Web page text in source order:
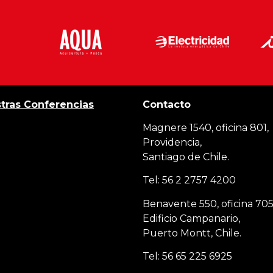
Conferencias Contacto
Magnere 1540, oficina 801,
Providencia,
Santiago de Chile.
Tel: 56 2 2757 4200
Benavente 550, oficina
Edificio Campanario,
Puerto Montt, Chile.
Tel: 56 65 225 6925